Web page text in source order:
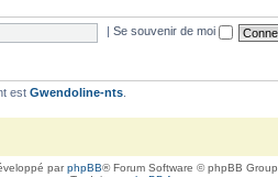
Se souvenir de moi
estGwendoline-nts
parphpBB® Forum Software © phpBB Group